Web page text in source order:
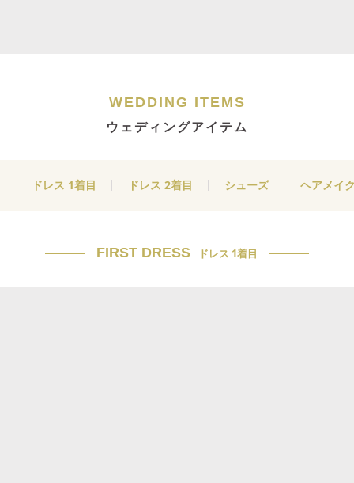
WEDDING ITEMS
ウェディングアイテム
ドレス 1着目 ドレス 2着目 シューズ ヘアメイ
FIRST DRESS ドレス 1着目